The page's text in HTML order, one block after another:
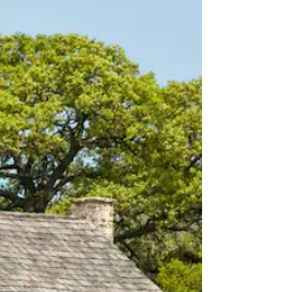
deslizando el dedo.